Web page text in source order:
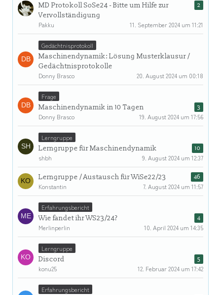
MD Protokoll SoSe24 - Bitte um Hilfe zur
Vervollständigung
2
Pakku 11. September 2024 um 11:21
Gedächtnisprotokoll
Maschinendynamik: Lösung Musterklausur /
Gedächtnisprotokolle
Donny Brasco
20. August 2024 um 00:18
Frage
Maschinendynamik in 10 Tagen
3
Donny Brasco 19. August 2024 um 17:56
Lerngruppe
Lerngruppe für Maschinendynamik
10
shbh 9. August 2024 um 12:37
Lerngruppe / Austausch für WiSe22/23 46
Konstantin 7. August 2024 um 11:57
Erfahrungsbericht
Wie fandet ihr WS23/24?
4
Merlinperlin 10. April 2024 um 14:35
Lerngruppe
Discord
5
konu25 12. Februar 2024 um 17:42
Erfahrungsbericht